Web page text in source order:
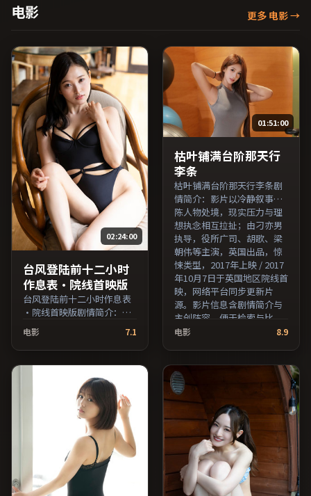
络平台同步更新片源。整体
资源大全免费条目索引，支
持片名与演员交叉检索。）
区院线首映，网络平台同步
选。（国产影视资源大全免
费条目索引，支持片名与演
员交叉检索。）
电影 更多 电影→
02:24:00
台风登陆前十二小时
作息表·院线首映版
台风登陆前十二小时作息表
·院线首映版剧情简介：影
片试图追问「归属」与「告
别」的主题，人物关系在误
会与和解中演进；由郭帆执
导，梁朝伟、易烊千玺、孙
俪等主演，中国大陆出品，
传记类型，2016年上映 /
2016年4月11日于中国大陆
地区院线首映，网络平台同
步更新片源。适合关注表演
细节与导演风格的深度观影
人群。（国产影视资源大全
免费条目索引，支持片名与
演员交叉检索。）
电影 7.1
01:51:00
枯叶铺满台阶那天行
李条
枯叶铺满台阶那天行李条剧
情简介：影片以冷静叙事铺
陈人物处境，现实压力与理
想执念相互拉扯；由刁亦男
执导，役所广司、胡歌、梁
朝伟等主演，英国出品，惊
悚类型，2017年上映 / 2017
年10月7日于英国地区院线首
映，网络平台同步更新片
源。影片信息含剧情简介与
主创阵容，便于检索与比
对。（国产影视资源大全免
电影 8.9